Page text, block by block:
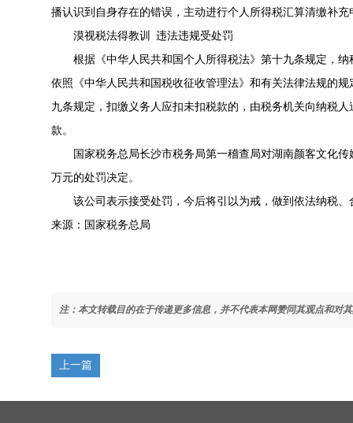
播认识到自身存在的错误，主动进行个人所得税汇算清缴补
漠视税法得教训 违法违规受处罚
根据《中华人民共和国个人所得税法》第十九条规定，
依照《中华人民共和国税收征收管理法》和有关法律法规的
九条规定，扣缴义务人应扣未扣税款的，由税务机关向纳税
款。
国家税务总局长沙市税务局第一稽查局对湖南颜客文化
万元的处罚决定。
该公司表示接受处罚，今后将引以为戒，做到依法纳税、
来源：国家税务总局
注：本文转载目的在于传递更多信息，并不代表本网赞同其观点和对
上一篇